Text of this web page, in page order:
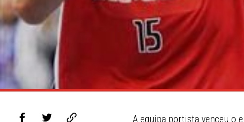
A equipa portista venceu o